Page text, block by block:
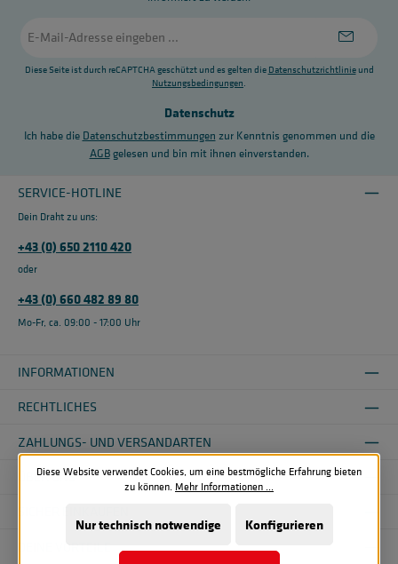
Mail-
*Diese Seite ist durch reCAPTCHA geschützt und es gelten die Datenschutzrichtlinieund
Nutzungsbedingungen.
Datenschutz
Ich habe die Datenschutzbestimmungen
zur Kenntnis genommen und die
AGBgelesen und bin mit ihnen einverstanden.
SERVICE-HOTLINE
Dein Draht zu uns:
+43 (0) 650 2110 420
oder
+43 (0) 660 482 89 80
Mo-Fr, ca. 09:00 - 17:00 Uhr
INFORMATIONEN
RECHTLICHES
ZAHLUNGS- UND VERSANDARTEN
ÜBER UNS
Diese Website verwendet Cookies, um eine bestmögliche Erfahrung bieten
zu können. Mehr Informationen ...
Nur technisch notwendige Konfigurieren